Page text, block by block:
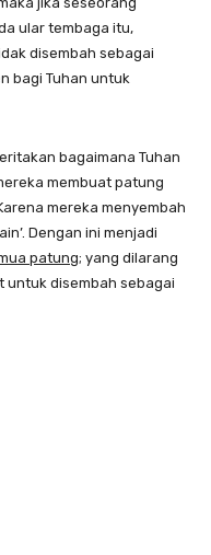
ular tembaga itu,
disembah sebagai
bagi Tuhan untuk
bagaimana Tuhan
membuat patung
mereka menyembah
Dengan ini menjadi
patung; yang dilarang
untuk disembah sebagai